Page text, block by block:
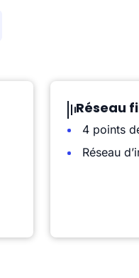
Réseau
4 points
Réseau